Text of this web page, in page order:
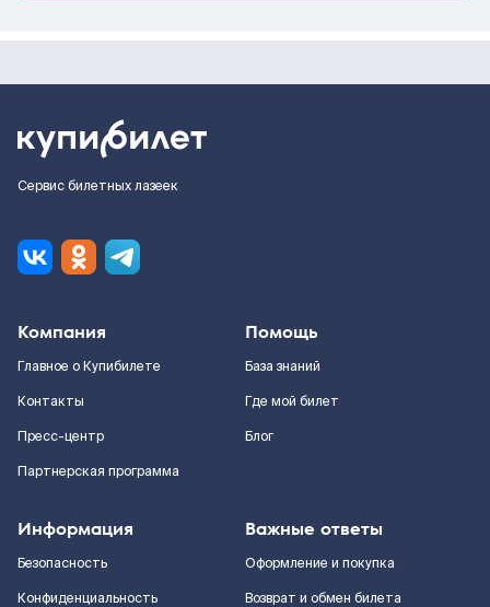
Сервис билетных лазеек
Компания
Главное о Купибилете
Контакты
Пресс-центр
Партнерская программа
Помощь
База знаний
Где мой билет
Блог
Информация
Безопасность
Конфиденциальность
Важные ответы
Оформление и покупка
Возврат и обмен билета